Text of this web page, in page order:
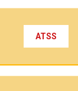
ATSS